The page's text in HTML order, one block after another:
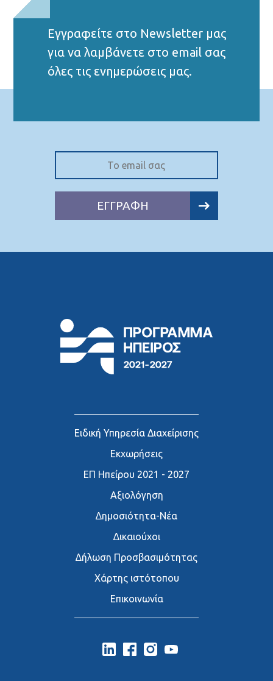
Εγγραφείτε στο Νewsletter μας
για να λαμβάνετε στο email σας
όλες τις ενημερώσεις μας.
ΕΓΓΡΑΦΗ
Ειδική Υπηρεσία Διαχείρισης
Εκχωρήσεις
ΕΠ Ηπείρου 2021 - 2027
Αξιολόγηση
∆ημοσιότητα-Νέα
∆ικαιούχοι
∆ήλωση Προσβασιμότητας
Χάρτης ιστότοπου
Επικοινωνία